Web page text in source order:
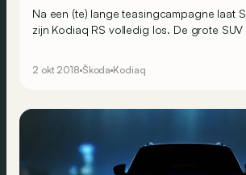
Na een (te) lange teasingcampagne laat
zijn Kodiaq RS volledig los. De grote
2 okt 2018 Škoda Kodiaq